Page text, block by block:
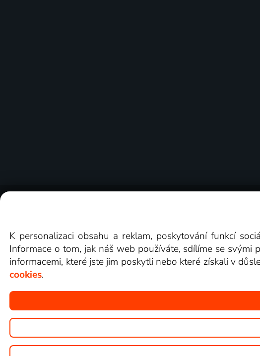
Copyright © goNET s.r.o. Na tomto
K personalizaci obsahu a reklam, poskytování funkcí
Informace o tom, jak náš web používáte, sdílíme se
informacemi, které jste jim poskytli nebo které získali v
cookies.